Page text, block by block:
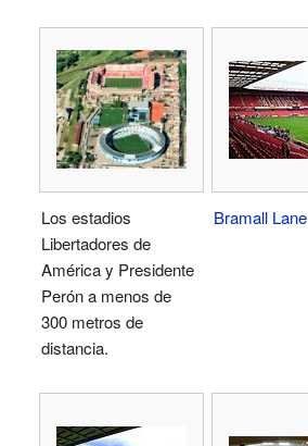
Los estadios
Libertadores de
América y Presidente
Perón a menos de
300 metros de
distancia.
Bramall Lane